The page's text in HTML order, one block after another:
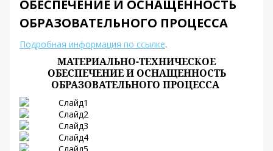
ОБЕСПЕЧЕНИЕ И ОСНАЩЕННОСТЬ
ОБРАЗОВАТЕЛЬНОГО ПРОЦЕССА
Подробная информация по ссылке.
МАТЕРИАЛЬНО-ТЕХНИЧЕСКОЕ
ОБЕСПЕЧЕНИЕ И ОСНАЩЕННОСТЬ
ОБРАЗОВАТЕЛЬНОГО ПРОЦЕССА